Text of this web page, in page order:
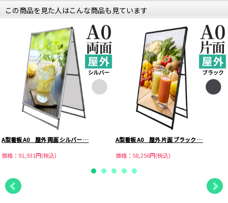
この商品を見た人はこんな商品も見ています
A型看板 A0 屋外 両面 シルバー …
価格：91,931円(税込)
A型看板 A0 屋外 片面 ブラック …
価格：58,256円(税込)